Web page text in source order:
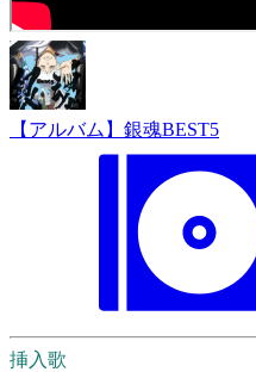
【アルバム】銀魂BEST5
挿入歌